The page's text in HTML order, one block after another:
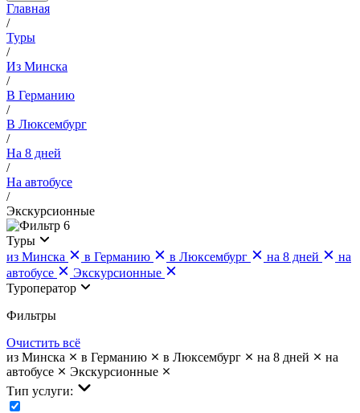
Главная
/
Туры
/
Из Минска
/
В Германию
/
В Люксембург
/
На 8 дней
/
На автобусе
/
Экскурсионные
6
Туры
из Минска
в Германию в Люксембург на 8 дней
на
автобусе
Экскурсионные
Туроператор
Фильтры
Очистить всё
из Минска
в Германию в Люксембург на 8 дней
на
автобусе
Экскурсионные
Тип услуги: